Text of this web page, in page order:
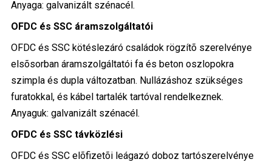
Anyaga: galvanizált szénacél.
OFDC és SSC áramszolgáltatói
OFDC és SSC kötéslezáró családok rögzítõ szerelvénye
elsõsorban áramszolgáltatói fa és beton oszlopokra
szimpla és dupla változatban. Nullázáshoz szükséges
furatokkal, és kábel tartalék tartóval rendelkeznek.
Anyaguk: galvanizált szénacél.
OFDC és SSC távközlési
OFDC és SSC elõfizetõi leágazó doboz tartószerelvénye